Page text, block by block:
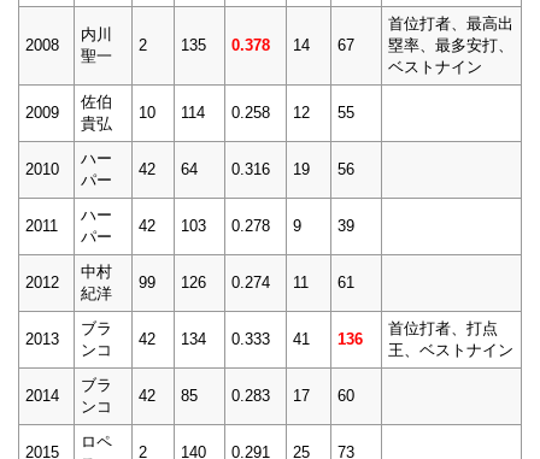
2008
内川
聖一
2 135 0.378 14 67
首位打者、最高出
塁率、最多安打、
ベストナイン
2009
佐伯
貴弘
10 114 0.258 12 55
2010
ハー
パー
42 64 0.316 19 56
2011
ハー
パー
42 103 0.278 9 39
2012
中村
紀洋
99 126 0.274 11 61
2013
ブラ
ンコ
42 134 0.333 41 136
首位打者、打点
王、ベストナイン
2014
ブラ
ンコ
42 85 0.283 17 60
2015
ロペ
2 140 0.291 25 73